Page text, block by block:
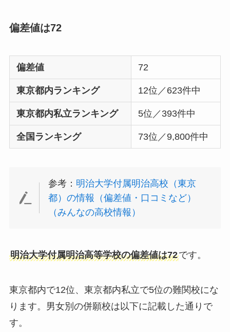
偏差値は72
偏差値 72
東京都内ランキング 12位／623件中
東京都内私立ランキング 5位／393件中
全国ランキング 73位／9,800件中
参考： 明治大学付属明治高校（東京
都）の情報（偏差値・口コミなど）
（みんなの高校情報）
明治大学付属明治高等学校の偏差値は72です。
東京都内で12位、東京都内私立で5位の難関校にな
ります。男女別の併願校は以下に記載した通りで
す。